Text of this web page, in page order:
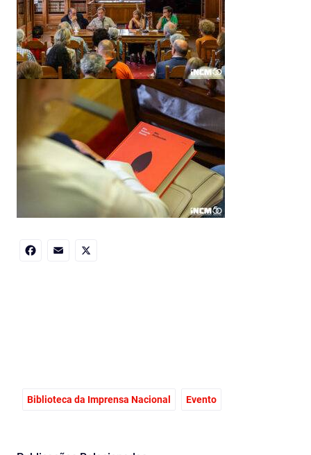
Biblioteca da Imprensa Nacional Evento